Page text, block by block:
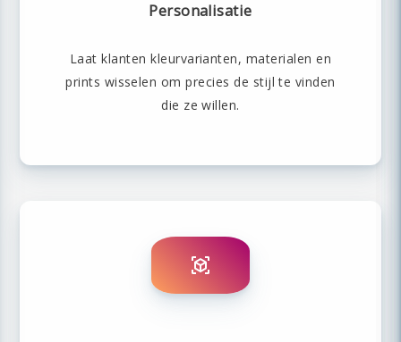
Personalisatie
Laat klanten kleurvarianten, materialen en
prints wisselen om precies de stijl te vinden
die ze willen.